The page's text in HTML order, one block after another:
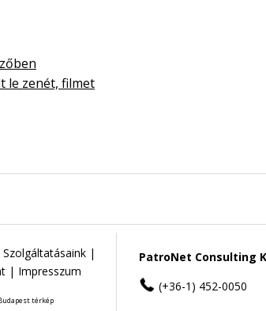
le zenét, filmet
Szolgáltatásaink |
| Impresszum
térkép
PatroNet Consulting
(+36-1) 452-0050